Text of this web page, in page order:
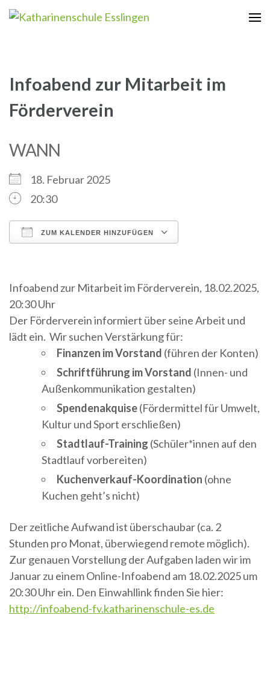
Zum
Inhalt
Infoabend zur Mitarbeit im
Förderverein
WANN
18. Februar 2025
20:30
ZUM KALENDER HINZUFÜGEN
Infoabend zur Mitarbeit im Förderverein, 18.02.2025,
20:30 Uhr
Der Förderverein informiert über seine Arbeit und
lädt ein. Wir suchen Verstärkung für:
Finanzen im Vorstand (führen der Konten)
Schriftführung im Vorstand (Innen- und
Außenkommunikation gestalten)
Spendenakquise(Fördermittel für Umwelt,
Kultur und Sport erschließen)
Stadtlauf-Training (Schüler*innen auf den
Stadtlauf vorbereiten)
Kuchenverkauf-Koordination (ohne
Kuchen geht’s nicht)
Der zeitliche Aufwand ist überschaubar (ca. 2
Stunden pro Monat, überwiegend remote möglich).
Zur genauen Vorstellung der Aufgaben laden wir im
Januar zu einem Online-Infoabend am 18.02.2025 um
20:30 Uhr ein. Den Einwahllink finden Sie hier:
http://infoabend-fv.katharinenschule-es.de